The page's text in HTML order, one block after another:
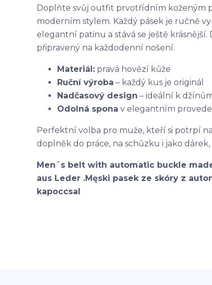
Doplňte svůj outfit prvotřídním koženým
moderním stylem. Každý pásek je ručně
elegantní patinu a stává se ještě
připravený na každodenní nošení.
Materiál: pravá hovězí kůže
Ruční výroba – každý kus je originál
Nadčasový design – ideální k
Odolná spona v elegantním
Perfektní volba pro muže, kteří si potrpí
doplněk do práce, na schůzku i jako
Men´s belt with automatic buckle
aus Leder .Męski pasek ze skóry z
kapoccsal